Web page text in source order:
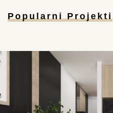
Popularni Projekti